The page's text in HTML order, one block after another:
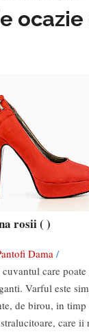
rosii( )
Dama /
care poate
Varful este
de birou, in timp
care ii